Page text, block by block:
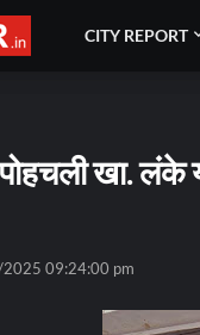
CITY REPORT
खा. लंके
09:24:00 pm